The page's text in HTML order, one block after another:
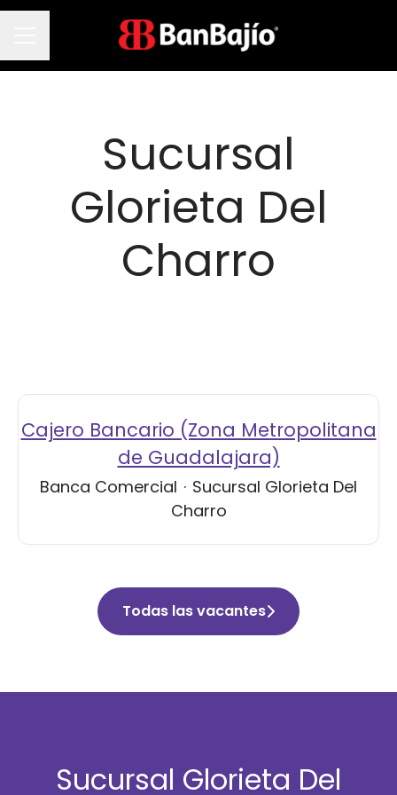
Menú de empleo
Sucursal
Glorieta Del
Charro
Cajero Bancario (Zona Metropolitana
de Guadalajara)
Banca Comercial · Sucursal Glorieta Del
Charro
Todas las vacantes
Sucursal Glorieta Del